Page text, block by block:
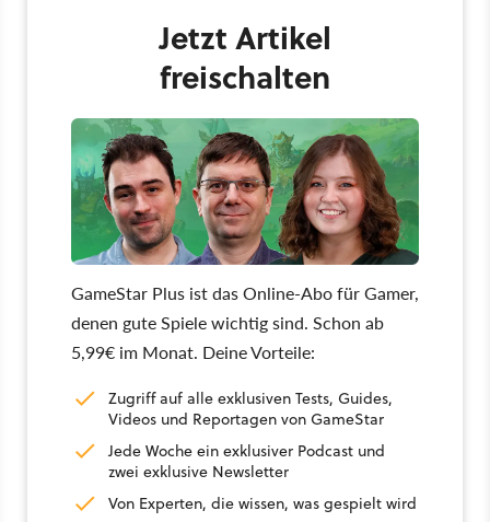
Jetzt Artikel
freischalten
GameStar Plus ist das Online-Abo für Gamer,
denen gute Spiele wichtig sind. Schon ab
5,99€ im Monat. Deine Vorteile:
Zugriff auf alle exklusiven Tests, Guides,
Videos und Reportagen von GameStar
Jede Woche ein exklusiver Podcast und
zwei exklusive Newsletter
Von Experten, die wissen, was gespielt wird